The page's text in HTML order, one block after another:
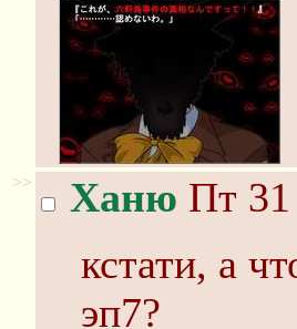
>> Ханю Пт 31
кстати, а
эп7?